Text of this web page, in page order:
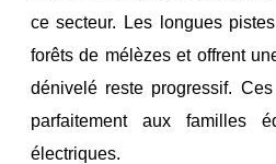
ce secteur.
Les longues
forêts de mélèzes et offrent
dénivelé reste progressif.
parfaitement aux familles
électriques.